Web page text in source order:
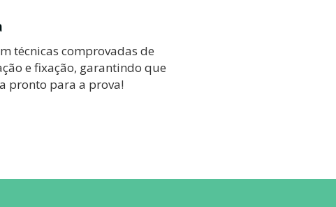
técnicas comprovadas de
e fixação, garantindo que
pronto para a prova!